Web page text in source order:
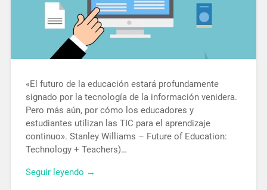
«El futuro de la educación estará profundamente
signado por la tecnología de la información venidera.
Pero más aún, por cómo los educadores y
estudiantes utilizan las TIC para el aprendizaje
continuo». Stanley Williams – Future of Education:
Technology + Teachers)…
Seguir leyendo →